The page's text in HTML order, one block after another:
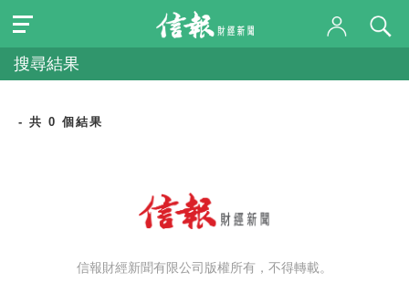
搜尋結果
- 共 0 個結果
信報財經新聞有限公司版權所有，不得轉載。